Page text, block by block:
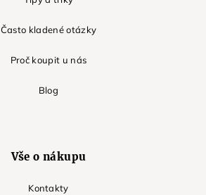
Často kladené otázky
Proč koupit u nás
Blog
Vše o nákupu
Kontakty